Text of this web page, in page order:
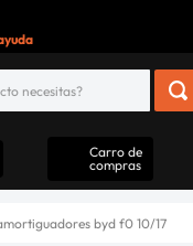
Carro de
compras
byd f0 10/17